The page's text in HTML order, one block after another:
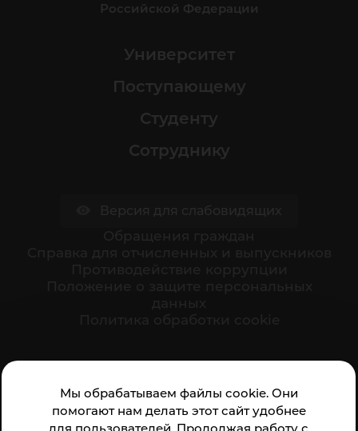
Мы обрабатываем файлы cookie. Они
помогают нам делать этот сайт удобнее
Российской Федерации
Университет
Поступающему
Студенту
Сотруднику
организации: